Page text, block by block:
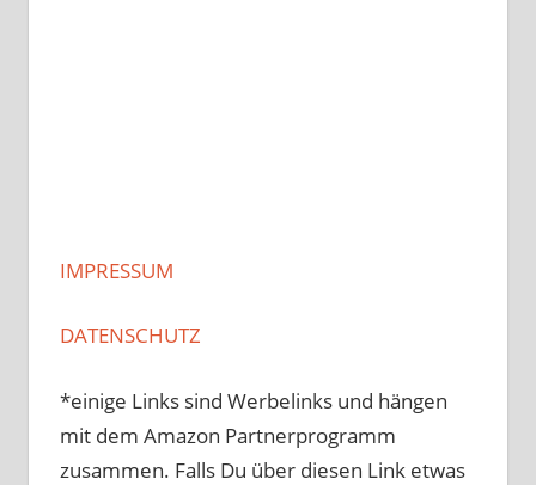
IMPRESSUM
DATENSCHUTZ
*einige Links sind Werbelinks und hängen
mit dem Amazon Partnerprogramm
zusammen. Falls Du über diesen Link etwas